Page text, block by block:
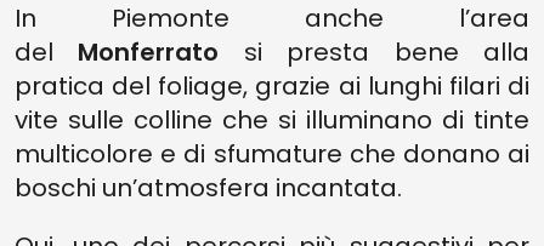
In Piemonte anche l’area
del Monferrato si presta bene alla
pratica del foliage, grazie ai lunghi filari di
vite sulle colline che si illuminano di tinte
multicolore e di sfumature che donano ai
boschi un’atmosfera incantata.